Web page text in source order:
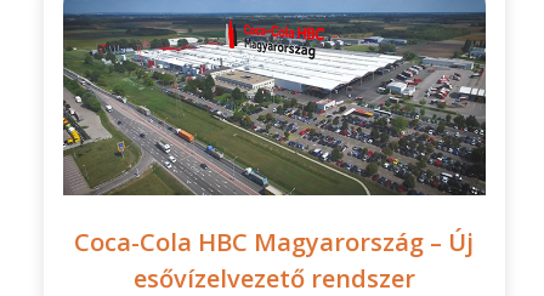
Coca-Cola HBC Magyarország – Új
esővízelvezető rendszer